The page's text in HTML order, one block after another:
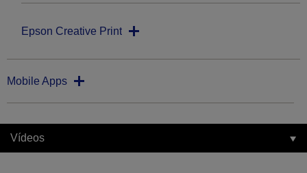
Epson Creative Print
Mobile Apps
Vídeos